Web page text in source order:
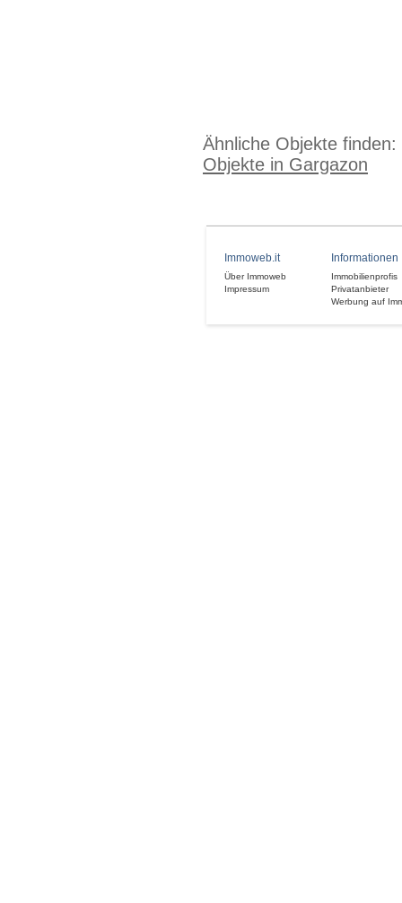
Ähnliche Objekte finden:
Objekte in Gargazon
Immoweb.it
Über Immoweb
Impressum
Informationen
Immobilienprofis
Privatanbieter
Werbung auf